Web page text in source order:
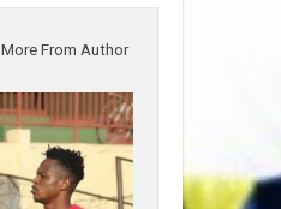
More From Author